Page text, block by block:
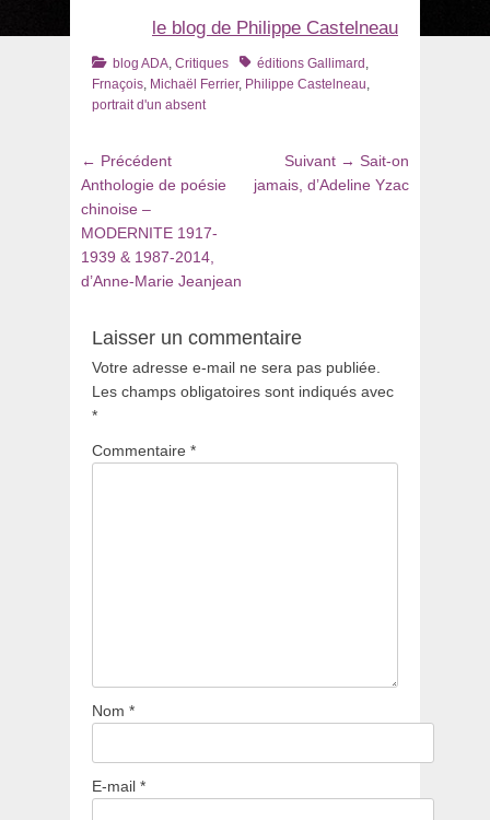
le blog de Philippe Castelneau
Catégories
blog ADA Critiques Tagséditions Gallimard
Frnaçois Michaël Ferrier, Philippe Castelneau
portrait d'un absent
Navigation
de
l’article
← PrécédentArticle
précédent
Anthologie de poésie
chinoise –
MODERNITE 1917-
1939 & 1987-2014,
d’Anne-Marie Jeanjean
Suivant → Article
suivant
Sait-on
jamais, d’Adeline Yzac
Laisser un commentaire
Votre adresse e-mail ne sera pas publiée.
Les champs obligatoires sont indiqués avec
*
Commentaire *
Nom *
E-mail *